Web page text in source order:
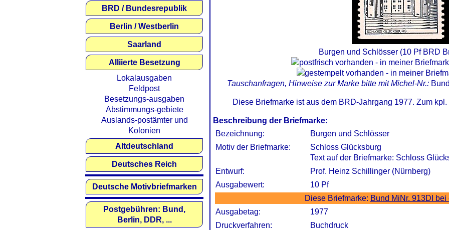
Burgen und Schlösser (10 Pf BRD
Tauschanfragen, Hinweise zur Marke bitte mit Michel-Nr.:
Diese Briefmarke ist aus dem BRD-Jahrgang 1977. Zum kpl.
Beschreibung der Briefmarke:
Bezeichnung:
Burgen und Schlösser
Motiv der Briefmarke:
Schloss Glücksburg
Text auf der Briefmarke: Schloss
Entwurf:
Prof. Heinz Schillinger (Nürnberg)
Ausgabewert:
10 Pf
Diese Briefmarke: Bund MiNr. 913DI
Ausgabetag:
1977
Druckverfahren:
Buchdruck
BRD / Bundesrepublik
Berlin / Westberlin
Saarland
Alliierte Besetzung
Lokalausgaben
Feldpost
Besetzungs-ausgaben
Abstimmungs-gebiete
Auslands-postämter und
Kolonien
Altdeutschland
Deutsches Reich
Deutsche Motivbriefmarken
Postgebühren: Bund,
Berlin, DDR, ...